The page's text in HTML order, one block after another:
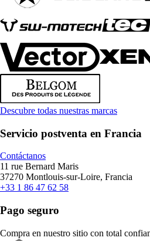
Descubre todas nuestras marcas
Servicio postventa en Francia
Contáctanos
11 rue Bernard Maris
37270 Montlouis-sur-Loire, Francia
+33 1 86 47 62 58
Pago seguro
Compra en nuestro sitio con total